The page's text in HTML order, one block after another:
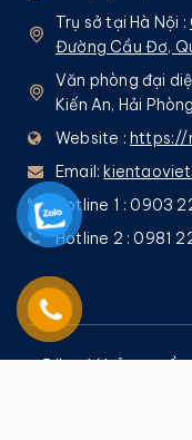
Trụ sở tại Hà Nội :
Đường Cầu Đơ,
Văn phòng đại
Kiến An, Hải Phòng
Website : https://
Email:
Hotline 1 : 0903
Hotline 2 : 0981
Đăng kí bản quyền